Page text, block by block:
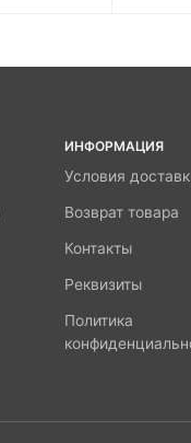
ИНФОРМАЦИЯ
Условия
Возврат товара
Контакты
Реквизиты
Политика